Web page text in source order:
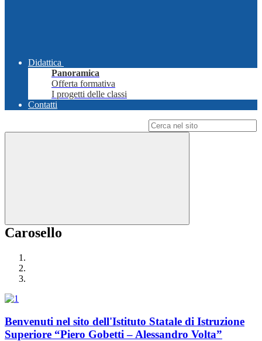
Didattica
Panoramica
Offerta formativa
I progetti delle classi
Contatti
Carosello
Benvenuti nel sito dell'Istituto Statale di Istruzione
Superiore “Piero Gobetti – Alessandro Volta”